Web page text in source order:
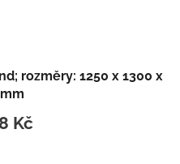
rozměry: 1250 x 1300 x
Kč